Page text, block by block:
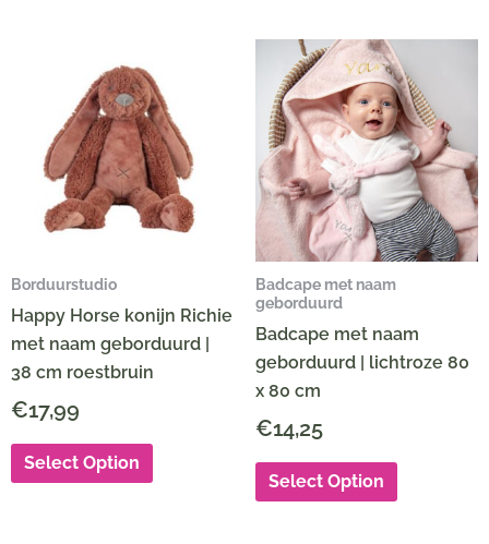
Borduurstudio
Happy Horse konijn Richie
met naam geborduurd |
38 cm roestbruin
€17,99
Select Option
Badcape met naam
geborduurd
Badcape met naam
geborduurd | lichtroze 80
x 80 cm
€14,25
Select Option